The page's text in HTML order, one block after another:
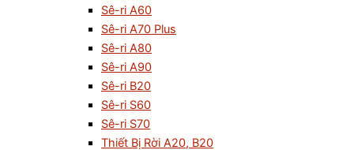
Sê-ri A60
Sê-ri A70 Plus
Sê-ri A80
Sê-ri A90
Sê-ri B20
Sê-ri S60
Sê-ri S70
Thiết Bị Rời A20, B20